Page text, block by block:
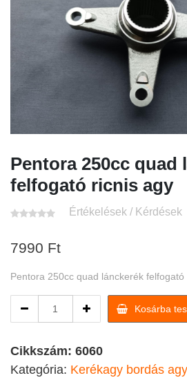
Pentora 250cc quad
felfogató ricnis agy
Értékelések / Kérdések
7990 Ft
Pentora 250cc quad lánckerék felfogató
250cc
lánckerék
ricnis
Kosárba
Cikkszám: 6060
Kategória: Kerékagy bordás agy